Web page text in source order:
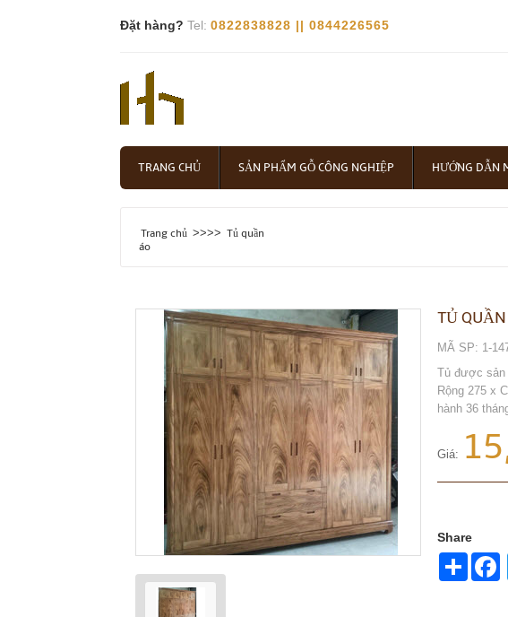
Đặt hàng? Tel:0822838828 || 0844226565
TRANG CHỦ SẢN PHẨM GỖ CÔNG NGHIỆP HƯỚNG DẪN
Trang chủ >>>> Tủ quần
áo
TỦ QUẦN
MÃ SP: 1-
Tủ được
Rộng 275 x
hành 36
Giá:
Share
Share